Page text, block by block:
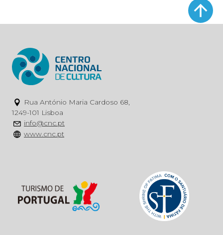
Rua António Maria Cardoso 68,
1249-101 Lisboa
info@cnc.pt
www.cnc.pt